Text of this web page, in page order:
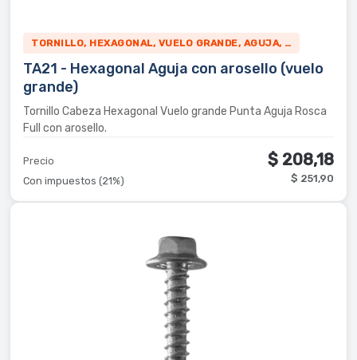
TORNILLO, HEXAGONAL, VUELO GRANDE, AGUJA, …
TA21 - Hexagonal Aguja con arosello (vuelo
grande)
Tornillo Cabeza Hexagonal Vuelo grande Punta Aguja Rosca
Full con arosello.
Precio $ 208,18
Con impuestos (21%) $ 251,90